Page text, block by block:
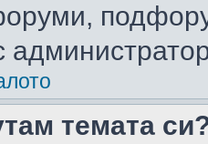
темата